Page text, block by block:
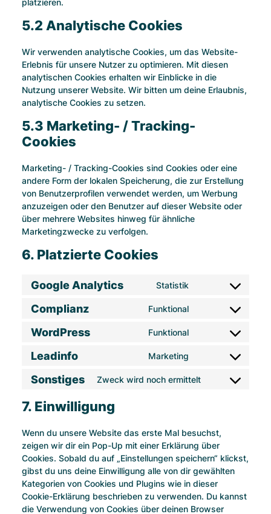
platzieren.
5.2 Analytische Cookies
Wir verwenden analytische Cookies, um das Website-
Erlebnis für unsere Nutzer zu optimieren. Mit diesen
analytischen Cookies erhalten wir Einblicke in die
Nutzung unserer Website. Wir bitten um deine Erlaubnis,
analytische Cookies zu setzen.
5.3 Marketing- / Tracking-
Cookies
Marketing- / Tracking-Cookies sind Cookies oder eine
andere Form der lokalen Speicherung, die zur Erstellung
von Benutzerprofilen verwendet werden, um Werbung
anzuzeigen oder den Benutzer auf dieser Website oder
über mehrere Websites hinweg für ähnliche
Marketingzwecke zu verfolgen.
6. Platzierte Cookies
Google Analytics Statistik
Consent
analytics
Complianz Funktional
Consent
WordPress Funktional
Consent
Leadinfo Marketing
Consent
to
Sonstiges Zweck wird noch ermittelt
Consent
sonstiges
7. Einwilligung
Wenn du unsere Website das erste Mal besuchst,
zeigen wir dir ein Pop-Up mit einer Erklärung über
Cookies. Sobald du auf „Einstellungen speichern“ klickst,
gibst du uns deine Einwilligung alle von dir gewählten
Kategorien von Cookies und Plugins wie in dieser
Cookie-Erklärung beschrieben zu verwenden. Du kannst
die Verwendung von Cookies über deinen Browser